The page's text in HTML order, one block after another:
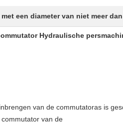
met een diameter van niet meer
Hydraulische
van de commutatoras is
van de